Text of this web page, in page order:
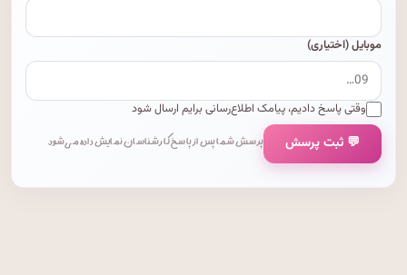
موبایل (اختیاری)
وقتی پاسخ دادیم، پیامک اطلاع‌رسانی برایم ارسال شود
💬 ثبت پرسش پرسش شما پس از پاسخ کارشناسان نمایش داده می‌شود.